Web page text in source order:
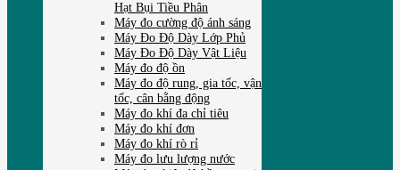
Hạt Bụi Tiều Phân
Máy đo cường độ ánh sáng
Máy Đo Độ Dày Lớp Phủ
Máy Đo Độ Dày Vật Liệu
Máy đo độ ồn
Máy đo độ rung, gia tốc, vận
tốc, cân bằng động
Máy đo khí đa chỉ tiêu
Máy đo khí đơn
Máy đo khí rò rỉ
Máy đo lưu lượng nước